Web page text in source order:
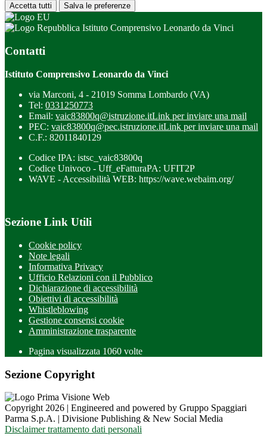
Accetta tutti Salva le preferenze
Istituto Comprensivo Leonardo da Vinci
Contatti
Istituto Comprensivo Leonardo da Vinci
via Marconi, 4 - 21019 Somma Lombardo (VA)
Tel: 0331250773
Email: vaic83800q@istruzione.itLink per inviare una mail
PEC: vaic83800q@pec.istruzione.itLink per inviare una mail
C.F.: 82011840129
Codice IPA: istsc_vaic83800q
Codice Univoco - Uff_eFatturaPA: UFIT2P
WAVE - Accessibilità WEB: https://wave.webaim.org/
Sezione Link Utili
Cookie policy
Note legali
Informativa Privacy
Ufficio Relazioni con il Pubblico
Dichiarazione di accessibilità
Obiettivi di accessibilità
Whistleblowing
Gestione consensi cookie
Amministrazione trasparente
Pagina visualizzata 1060 volte
Sezione Copyright
Copyright 2026 | Engineered and powered by Gruppo Spaggiari
Parma S.p.A. | Divisione Publishing & New Social Media
Disclaimer trattamento dati personali